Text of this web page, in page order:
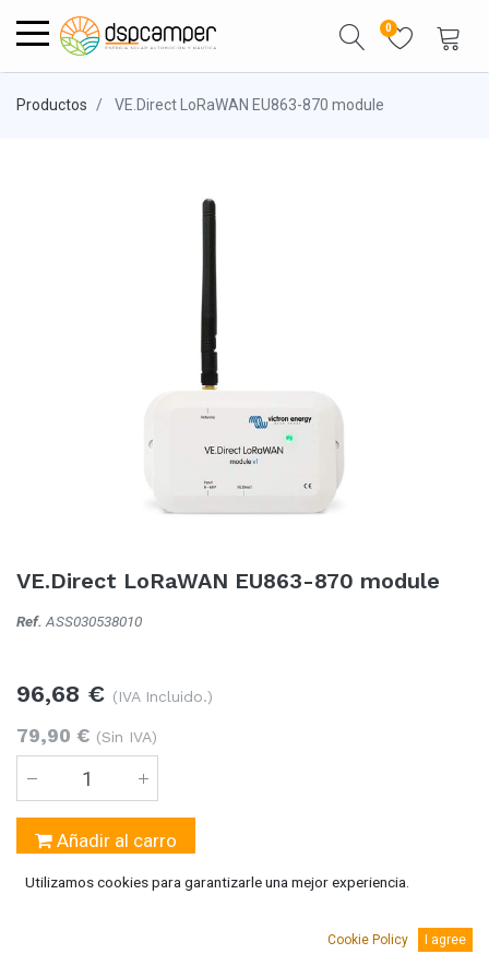
0
Productos VE.Direct LoRaWAN EU863-870 module
VE.Direct LoRaWAN EU863-870 module
Ref. ASS030538010
96,68 € (IVA Incluido.)
79,90 € (Sin IVA)
Añadir al carro
Temporalmente sin existencias
Se puede solicitar bajo pedido 5-10 días laborables
Utilizamos cookies para garantizarle una mejor experiencia.
Cookie Policy I agree